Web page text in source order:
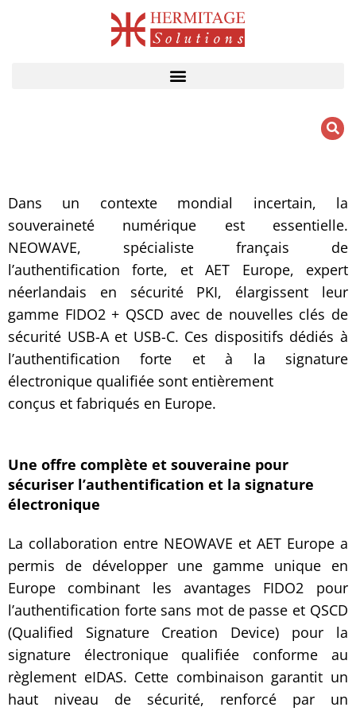
Dans un contexte mondial incertain, la
souveraineté numérique est essentielle.
NEOWAVE, spécialiste français de
l’authentification forte, et AET Europe, expert
néerlandais en sécurité PKI, élargissent leur
gamme FIDO2 + QSCD avec de nouvelles clés de
sécurité USB-A et USB-C. Ces dispositifs dédiés à
l’authentification forte et à la signature
électronique qualifiée sont entièrement
conçus et fabriqués en Europe.
Une offre complète et souveraine pour
sécuriser l’authentification et la signature
électronique
La collaboration entre NEOWAVE et AET Europe a
permis de développer une gamme unique en
Europe combinant les avantages FIDO2 pour
l’authentification forte sans mot de passe et QSCD
(Qualified Signature Creation Device) pour la
signature électronique qualifiée conforme au
règlement eIDAS. Cette combinaison garantit un
haut niveau de sécurité, renforcé par un